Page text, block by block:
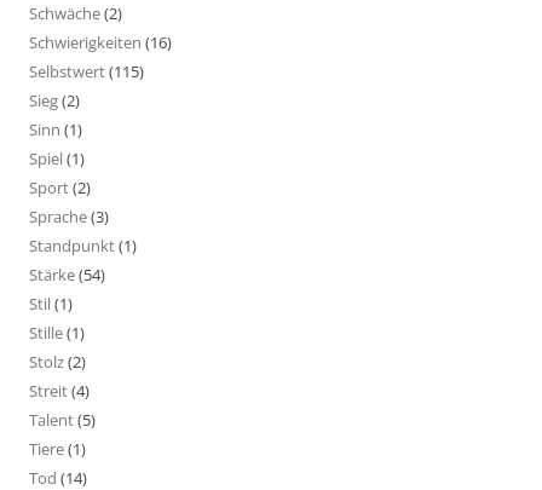
Schwäche(2)
Schwierigkeiten (16)
Selbstwert(115)
Sieg(2)
Sinn (1)
Spiel(1)
Sport(2)
Sprache(3)
Standpunkt(1)
Stärke(54)
Stil(1)
Stille(1)
Stolz(2)
Streit(4)
Talent(5)
Tiere(1)
Tod (14)